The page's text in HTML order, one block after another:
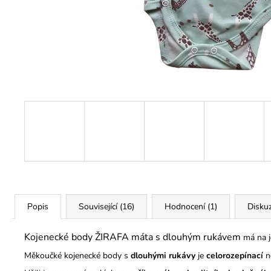
Popis Související (16) Hodnocení (1)
Kojenecké body ŽIRAFA máta s dlouhým rukávem má na
Měkoučké kojenecké body s dlouhými rukávy je celorozepínací